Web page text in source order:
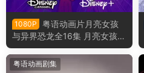
1080P
粤语动画片月亮女孩
与异界恐龙全16集 月亮女孩与
恶魔恐龙粤语版
粤语动画剧集